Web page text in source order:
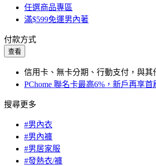
任選商品專區
滿$599免運男內著
付款方式
查看
信用卡、無卡分期、行動支付，與其
PChome 聯名卡最高6%，新戶再享首
搜尋更多
#男內衣
#男內褲
#男居家服
#發熱衣/褲